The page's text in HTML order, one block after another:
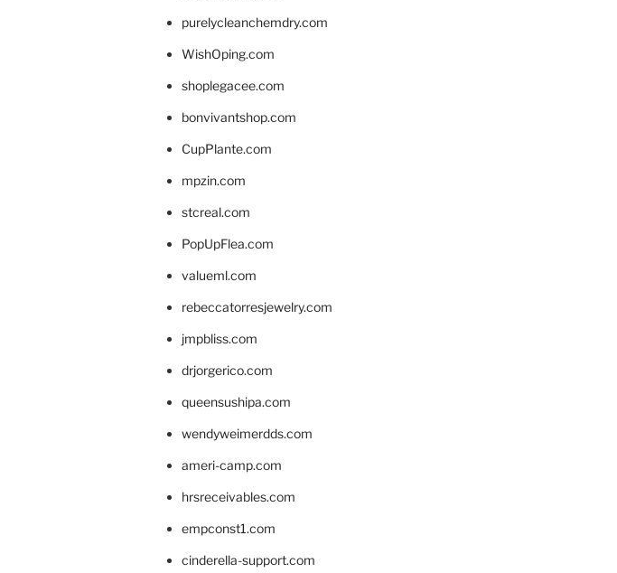
purelycleanchemdry.com
WishOping.com
shoplegacee.com
bonvivantshop.com
CupPlante.com
mpzin.com
stcreal.com
PopUpFlea.com
valueml.com
rebeccatorresjewelry.com
jmpbliss.com
drjorgerico.com
queensushipa.com
wendyweimerdds.com
ameri-camp.com
hrsreceivables.com
empconst1.com
cinderella-support.com